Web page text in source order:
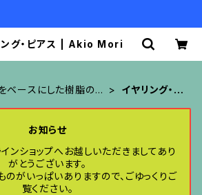
ング・ピアス | Akio Mori
ベースにした樹脂のア
イヤリング・ピ
お知らせ
ンショップへお越しいただきましてあり
がとうございます。
がいっぱいありますので、ごゆっくりご
覧ください。